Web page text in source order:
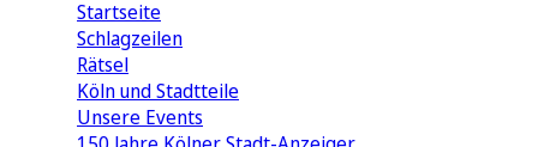
Startseite
Schlagzeilen
Rätsel
Köln und Stadtteile
Unsere Events